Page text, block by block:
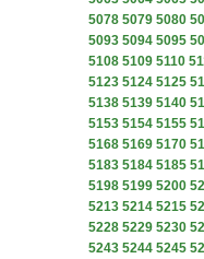
5078 5079 5080
5093 5094 5095
5108 5109 5110
5123 5124 5125
5138 5139 5140
5153 5154 5155
5168 5169 5170
5183 5184 5185
5198 5199 5200
5213 5214 5215
5228 5229 5230
5243 5244 5245